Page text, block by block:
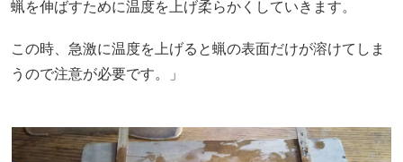
蝋を伸ばすために温度を上げ柔らかくしていきます。
この時、急激に温度を上げると蝋の表面だけが溶けてしま
うので注意が必要です。」